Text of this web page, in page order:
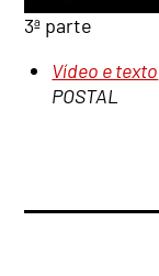
3ª parte
Vídeo e texto
POSTAL